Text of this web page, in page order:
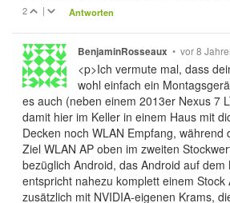
2 | Antworten
BenjaminRosseaux • vor 8
<p>Ich vermute mal, dass
wohl einfach ein
es auch (neben einem 2013er Nexus 7
damit hier im Keller in einem Haus mit
Decken noch WLAN Empfang, während
Ziel WLAN AP oben im zweiten
bezüglich Android, das Android auf dem
entspricht nahezu komplett einem Stock
zusätzlich mit NVIDIA-eigenen Krams,